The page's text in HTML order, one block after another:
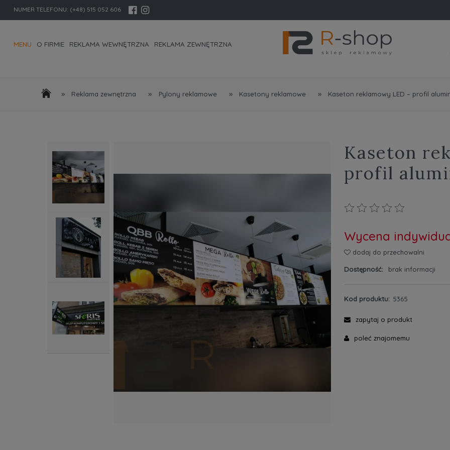
NUMER TELEFONU: (+48) 515 052 606
MENU O FIRMIE REKLAMA WEWNĘTRZNA REKLAMA ZEWNĘTRZNA
» Reklama zewnętrzna » Pylony reklamowe » Kasetony reklamowe » Kaseton reklamowy LED – profil
Kaseton
profil
Wycena
dodaj do przechowalni
Dostępność: brak informacji
Kod produktu: 5365
zapytaj o produkt
poleć znajomemu